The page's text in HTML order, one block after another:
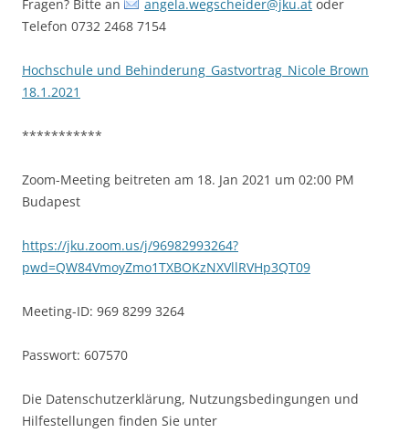
Fragen? Bitte an angela.wegscheider@jku.at oder
Telefon 0732 2468 7154
Hochschule und Behinderung_Gastvortrag_Nicole Brown
18.1.2021
***********
Zoom-Meeting beitreten am 18. Jan 2021 um 02:00 PM
Budapest
https://jku.zoom.us/j/96982993264?
pwd=QW84VmoyZmo1TXBOKzNXVllRVHp3QT09
Meeting-ID: 969 8299 3264
Passwort: 607570
Die Datenschutzerklärung, Nutzungsbedingungen und
Hilfestellungen finden Sie unter